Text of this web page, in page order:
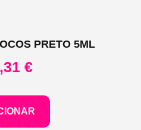
PRETO 5ML
€